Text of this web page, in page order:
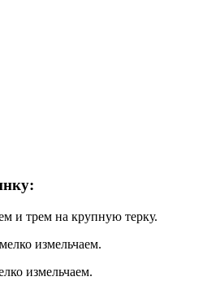
и трем на крупную терку.
измельчаем.
измельчаем.